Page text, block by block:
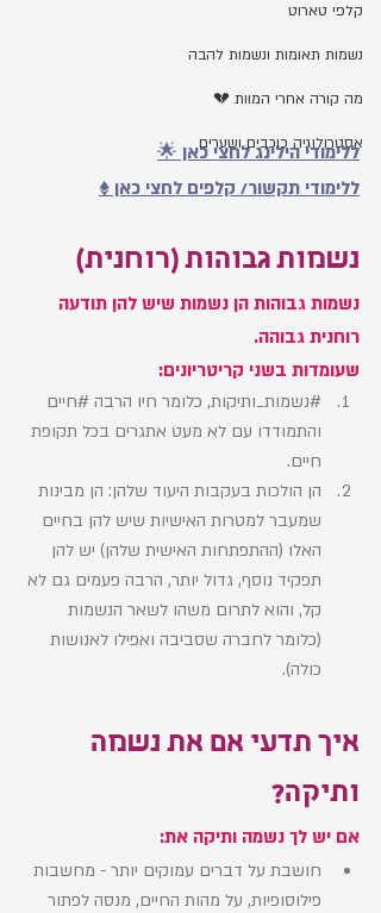
קלפי טארוט
נשמות תאומות ונשמות להבה
מה קורה אחרי המוות 💔
אסטרולוגיה כוכבים ושערים
ללימודי הילינג לחצי כאן 🌟
ללימודי תקשור/ קלפים לחצי כאן ♦️
נשמות גבוהות (רוחנית)
נשמות גבוהות הן נשמות שיש להן תודעה
רוחנית גבוהה.
שעומדות בשני קריטריונים:
#נשמות_ותיקות, כלומר חיו הרבה #חיים
והתמודדו עם לא מעט אתגרים בכל תקופת
חיים.
הן הולכות בעקבות היעוד שלהן: הן מבינות
שמעבר למטרות האישיות שיש להן בחיים
האלו (ההתפתחות האישית שלהן) יש להן
תפקיד נוסף, גדול יותר, הרבה פעמים גם לא
קל, והוא לתרום משהו לשאר הנשמות
(כלומר לחברה שסביבה ואפילו לאנושות
כולה).
איך תדעי אם את נשמה
ותיקה?
אם יש לך נשמה ותיקה את:
חושבת על דברים עמוקים יותר - מחשבות
פילוסופיות, על מהות החיים, מנסה לפתור